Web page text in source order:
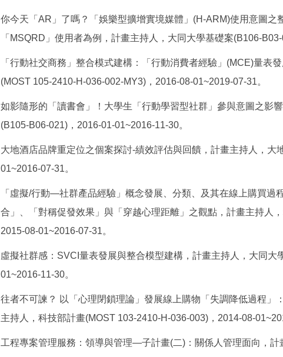
你今天「AR」了嗎？「娛樂型擴增實境媒體」(H-ARM)使用意圖
「MSQRD」使用者為例，計畫主持人，大同大學基礎案(B106-
「行動社交商務」整合模式建構：「行動消費者經驗」(MCE)量表
(MOST 105-2410-H-036-002-MY3)，2016-08-01~2019-07-31。
如影隨形的「讀書會」！大學生「行動學習型社群」參與意圖之影
(B105-B06-021)，2016-01-01~2016-11-30。
大地酒店品牌重定位之個案探討-績效評估與回饋，計畫主持人，大
01~2016-07-31。
「虛擬/行動—社群產品經驗」概念發展、分類、及其在線上購買過
合」、「對稱促發效果」與「穿越心理距離」之觀點，計畫主持人
2015-08-01~2016-07-31。
虛擬社群感：SVCI量表發展與整合模型建構，計畫主持人，大同大
01~2016-11-30。
往者不可諫？ 以「心理閉鎖理論」發展線上購物「失調降低過程」
主持人，科技部計畫(MOST 103-2410-H-036-003)，2014-08-
工程專案管理服務：領導與管理—子計畫(二)：關係人管理面向，計